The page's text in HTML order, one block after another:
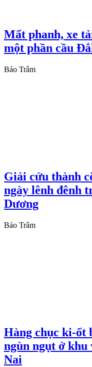
Mất phanh, xe
một phần cầu
Bảo Trâm
Giải cứu thành
ngày lênh đênh
Dương
Bảo Trâm
Hàng chục ki-ốt
ngùn ngụt ở khu
Nai